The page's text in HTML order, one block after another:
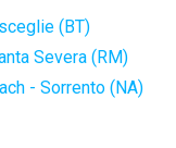
(BT)
Severa (RM)
- Sorrento (NA)